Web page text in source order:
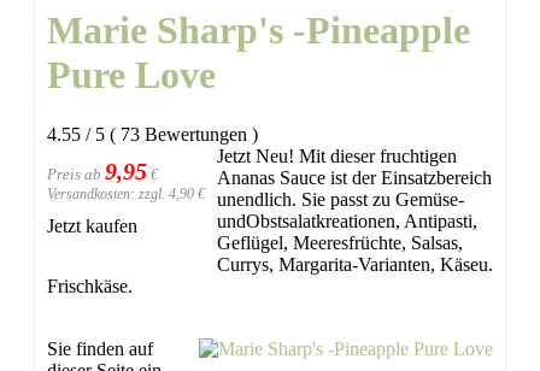
Marie Sharp's -Pineapple
Pure Love
4.55 / 5 ( 73 Bewertungen )
Preis ab 9,95 €
Versandkosten: zzgl. 4,90 €
Jetzt kaufen
Jetzt Neu! Mit dieser fruchtigen
Ananas Sauce ist der Einsatzbereich
unendlich. Sie passt zu Gemüse-
undObstsalatkreationen, Antipasti,
Geflügel, Meeresfrüchte, Salsas,
Currys, Margarita-Varianten, Käseu.
Frischkäse.
Sie finden auf